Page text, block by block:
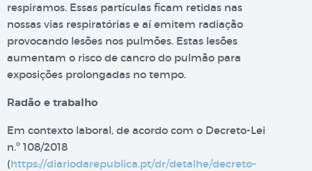
respiramos. Essas partículas ficam retidas nas
nossas vias respiratórias e aí emitem radiação
provocando lesões nos pulmões. Estas lesões
aumentam o risco de cancro do pulmão para
exposições prolongadas no tempo.
Radão e trabalho
Em contexto laboral, de acordo com o Decreto-Lei
n.º 108/2018
(https://diariodarepublica.pt/dr/detalhe/decreto-